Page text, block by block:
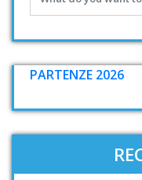
PARTENZE 2026